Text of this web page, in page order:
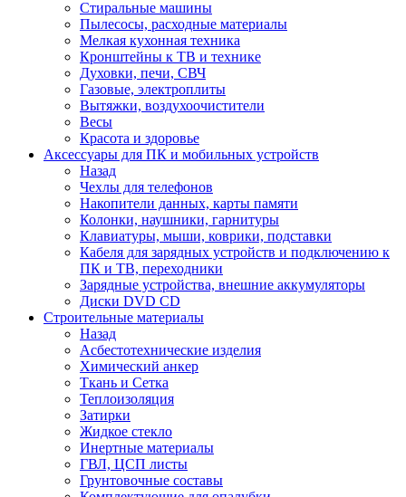
Стиральные машины
Пылесосы, расходные материалы
Мелкая кухонная техника
Кронштейны к ТВ и технике
Духовки, печи, СВЧ
Газовые, электроплиты
Вытяжки, воздухоочистители
Весы
Красота и здоровье
Аксессуары для ПК и мобильных устройств
Назад
Чехлы для телефонов
Накопители данных, карты памяти
Колонки, наушники, гарнитуры
Клавиатуры, мыши, коврики, подставки
Кабеля для зарядных устройств и подключению к
ПК и ТВ, переходники
Зарядные устройства, внешние аккумуляторы
Диски DVD CD
Строительные материалы
Назад
Асбестотехнические изделия
Химический анкер
Ткань и Сетка
Теплоизоляция
Затирки
Жидкое стекло
Инертные материалы
ГВЛ, ЦСП листы
Грунтовочные составы